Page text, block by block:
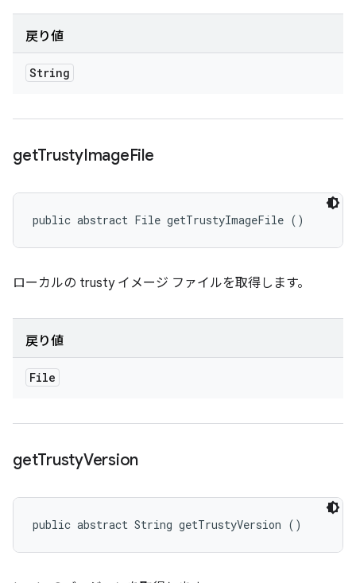
戻り値
String
getTrustyImageFile
public abstract File getTrustyImageFile ()
ローカルの trusty イメージ ファイルを取得します。
戻り値
File
getTrustyVersion
public abstract String getTrustyVersion ()